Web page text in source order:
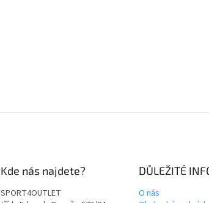
Kde nás najdete?
SPORT4OUTLET
DŮLEŽITÉ
O nás